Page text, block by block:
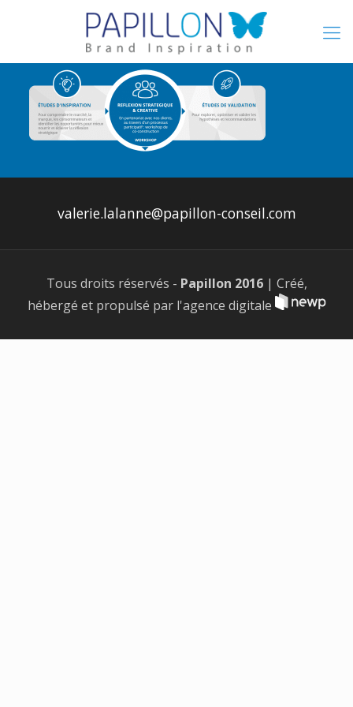
valerie.lalanne@papillon-conseil.com
Tous droits réservés - Papillon 2016| Créé,
hébergé et propulsé par l'agence digitale